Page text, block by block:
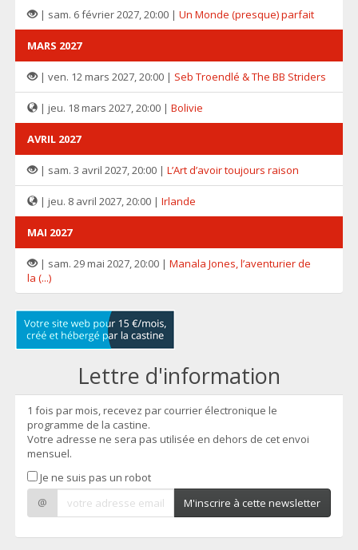
| sam. 6 février 2027, 20:00 | Un Monde (presque) parfait
MARS 2027
| ven. 12 mars 2027, 20:00 | Seb Troendlé & The BB Striders
| jeu. 18 mars 2027, 20:00 | Bolivie
AVRIL 2027
| sam. 3 avril 2027, 20:00 | L’Art d’avoir toujours raison
| jeu. 8 avril 2027, 20:00 | Irlande
MAI 2027
| sam. 29 mai 2027, 20:00 | Manala Jones, l’aventurier de
la (...)
Lettre d'information
1 fois par mois, recevez par courrier électronique le
programme de la castine.
Votre adresse ne sera pas utilisée en dehors de cet envoi
mensuel.
Je ne suis pas un robot
@
M'inscrire à cette newsletter